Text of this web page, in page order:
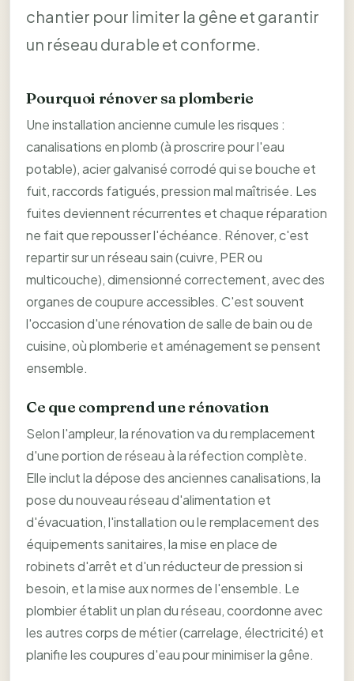
chantier pour limiter la gêne et garantir
un réseau durable et conforme.
Pourquoi rénover sa plomberie
Une installation ancienne cumule les risques :
canalisations en plomb (à proscrire pour l'eau
potable), acier galvanisé corrodé qui se bouche et
fuit, raccords fatigués, pression mal maîtrisée. Les
fuites deviennent récurrentes et chaque réparation
ne fait que repousser l'échéance. Rénover, c'est
repartir sur un réseau sain (cuivre, PER ou
multicouche), dimensionné correctement, avec des
organes de coupure accessibles. C'est souvent
l'occasion d'une rénovation de salle de bain ou de
cuisine, où plomberie et aménagement se pensent
ensemble.
Ce que comprend une rénovation
Selon l'ampleur, la rénovation va du remplacement
d'une portion de réseau à la réfection complète.
Elle inclut la dépose des anciennes canalisations, la
pose du nouveau réseau d'alimentation et
d'évacuation, l'installation ou le remplacement des
équipements sanitaires, la mise en place de
robinets d'arrêt et d'un réducteur de pression si
besoin, et la mise aux normes de l'ensemble. Le
plombier établit un plan du réseau, coordonne avec
les autres corps de métier (carrelage, électricité) et
planifie les coupures d'eau pour minimiser la gêne.